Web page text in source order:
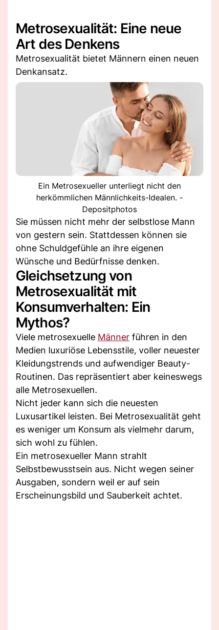
Metrosexualität: Eine neue
Art des Denkens
Metrosexualität bietet Männern einen neuen
Denkansatz.
Ein Metrosexueller unterliegt nicht den
herkömmlichen Männlichkeits-Idealen. -
Depositphotos
Sie müssen nicht mehr der selbstlose Mann
von gestern sein. Stattdessen können sie
ohne Schuldgefühle an ihre eigenen
Wünsche und Bedürfnisse denken.
Gleichsetzung von
Metrosexualität mit
Konsumverhalten: Ein
Mythos?
Viele metrosexuelle Männer führen in den
Medien luxuriöse Lebensstile, voller neuester
Kleidungstrends und aufwendiger Beauty-
Routinen. Das repräsentiert aber keineswegs
alle Metrosexuellen.
Nicht jeder kann sich die neuesten
Luxusartikel leisten. Bei Metrosexualität geht
es weniger um Konsum als vielmehr darum,
sich wohl zu fühlen.
Ein metrosexueller Mann strahlt
Selbstbewusstsein aus. Nicht wegen seiner
Ausgaben, sondern weil er auf sein
Erscheinungsbild und Sauberkeit achtet.